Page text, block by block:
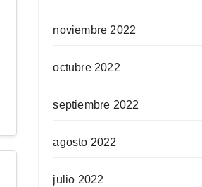
noviembre 2022
octubre 2022
septiembre 2022
agosto 2022
julio 2022